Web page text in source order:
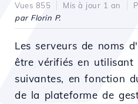
Vues 855 Mis à jour 1 an
par Florin P.
Les serveurs de noms
être vérifiés en utilisant
suivantes, en fonction
de la plateforme de